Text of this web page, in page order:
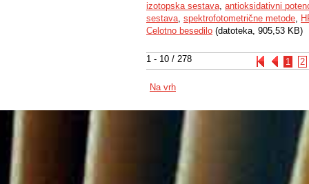
1 - 10 / 278 1 2
izotopska sestava, antioksidativni
sestava, spektrofotometrične metode,
Celotno besedilo (datoteka, 905,53 KB)
Na vrh